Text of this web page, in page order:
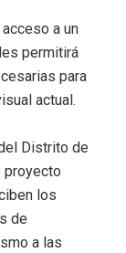
a un
permitirá
para
actual.
Distrito de
proyecto
los
de
a las